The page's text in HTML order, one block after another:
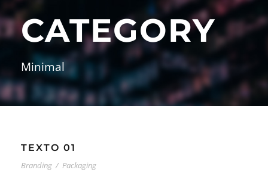
CATEGORY
Minimal
TEXTO 01
Branding / Packaging